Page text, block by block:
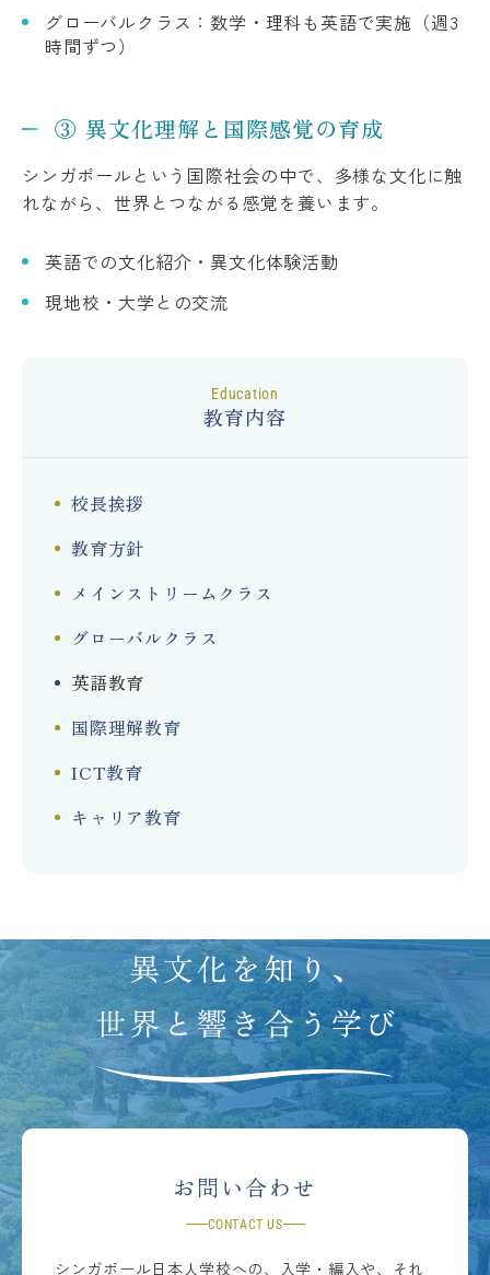
グローバルクラス：数学・理科も英語で実施（週3
時間ずつ）
③ 異文化理解と国際感覚の育成
シンガポールという国際社会の中で、多様な文化に触
れながら、世界とつながる感覚を養います。
英語での文化紹介・異文化体験活動
現地校・大学との交流
education
教育内容
校長挨拶
教育方針
メインストリームクラス
グローバルクラス
英語教育
国際理解教育
ICT教育
キャリア教育
お問い合わせ
CONTACT US
シンガポール日本人学校への、入学・編入や、それ